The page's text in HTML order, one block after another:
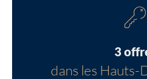
3
dans les Hauts-